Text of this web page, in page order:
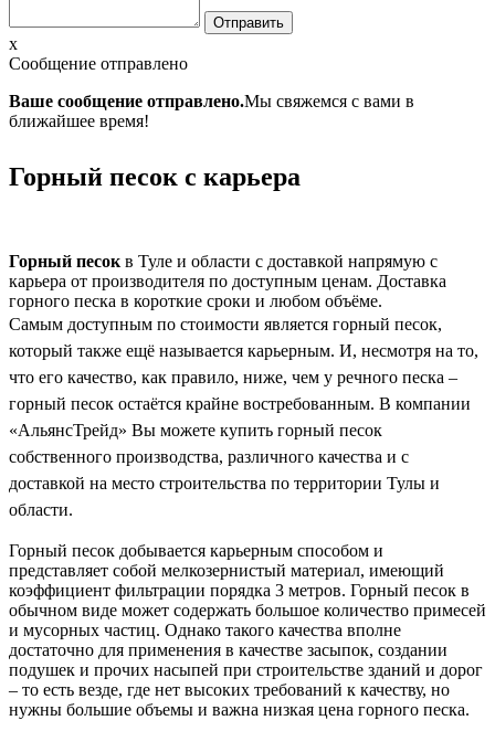
x
Сообщение отправлено
Ваше сообщение отправлено.Мы свяжемся с вами в
ближайшее время!
Горный песок с карьера
Горный песок в Туле и области с доставкой напрямую с
карьера от производителя по доступным ценам. Доставка
горного песка в короткие сроки и любом объёме.
Самым доступным по стоимости является горный песок,
который также ещё называется карьерным. И, несмотря на то,
что его качество, как правило, ниже, чем у речного песка –
горный песок остаётся крайне востребованным. В компании
«АльянсТрейд» Вы можете купить горный песок
собственного производства, различного качества и с
доставкой на место строительства по территории Тулы и
области.
Горный песок добывается карьерным способом и
представляет собой мелкозернистый материал, имеющий
коэффициент фильтрации порядка 3 метров. Горный песок в
обычном виде может содержать большое количество примесей
и мусорных частиц. Однако такого качества вполне
достаточно для применения в качестве засыпок, создании
подушек и прочих насыпей при строительстве зданий и дорог
– то есть везде, где нет высоких требований к качеству, но
нужны большие объемы и важна низкая цена горного песка.